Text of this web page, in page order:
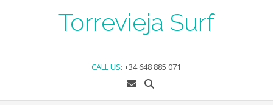
Torrevieja Surf
CALL US: +34 648 885 071